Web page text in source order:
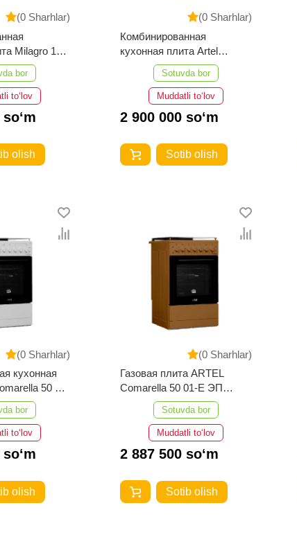
(0 Sharhlar)
10-
K КП (без гриля) (Серый)
bor
to‘lov
olish
(0 Sharhlar)
Комбинированная
кухонная плита Artel
Milagro 10 K KП (без гриля)
(корич.)
Sotuvda bor
Muddatli to‘lov
2 900 000 so‘m
Sotib olish
(0 Sharhlar)
кухонная
50 01-
bor
to‘lov
olish
(0 Sharhlar)
Газовая плита ARTEL
Comarella 50 01-E ЭП
(коричневый)
Sotuvda bor
Muddatli to‘lov
2 887 500 so‘m
Sotib olish